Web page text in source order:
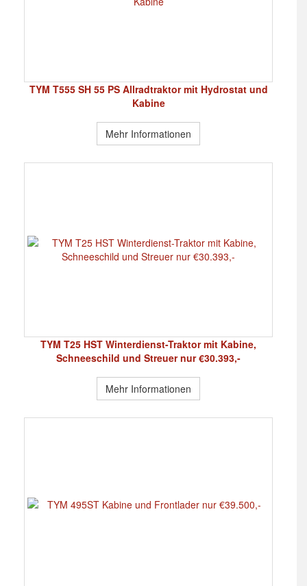
TYM T555 SH 55 PS Allradtraktor mit Hydrostat und
Kabine
Mehr Informationen
TYM T25 HST Winterdienst-Traktor mit Kabine,
Schneeschild und Streuer nur €30.393,-
Mehr Informationen